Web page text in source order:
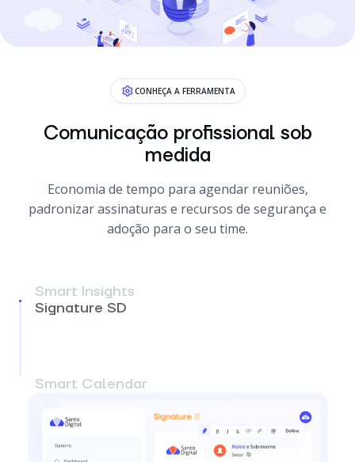
CONHEÇA A FERRAMENTA
Comunicação profissional sob
medida
Economia de tempo para agendar reuniões,
padronizar assinaturas e recursos de segurança e
adoção para o seu time.
Smart Insights
Signature SD
Smart Calendar